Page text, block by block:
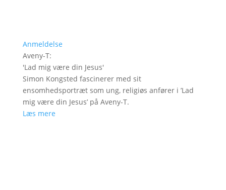
Anmeldelse
Aveny-T:
'Lad mig være din Jesus'
Simon Kongsted fascinerer med sit
ensomhedsportræt som ung, religiøs anfører i ’Lad
mig være din Jesus’ på Aveny-T.
Læs mere